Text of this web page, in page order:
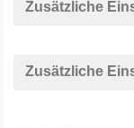
Zusätzliche
Zusätzliche